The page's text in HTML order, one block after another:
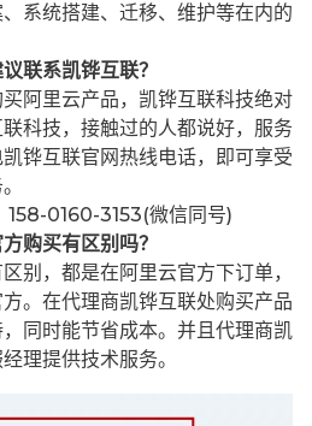
系统搭建、迁移、维护等在内的
联系凯铧互联？
阿里云产品，凯铧互联科技绝对
科技，接触过的人都说好，服务
铧互联官网热线电话，即可享受
158-0160-3153(微信同号)
购买有区别吗？
别，都是在阿里云官方下订单，
。在代理商凯铧互联处购买产品
同时能节省成本。并且代理商凯
理提供技术服务。